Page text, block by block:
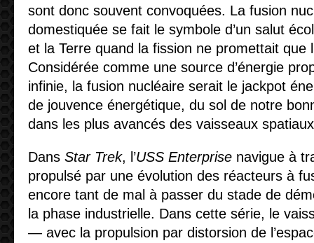
sont donc souvent convoquées. La fusion
domestiquée se fait le symbole d’un salut
et la Terre quand la fission ne promettait que
Considérée comme une source d’énergie
infinie, la fusion nucléaire serait le jackpot
de jouvence énergétique, du sol de notre
dans les plus avancés des vaisseaux
Dans Star Trek, l’USS Enterprise navigue à
propulsé par une évolution des réacteurs à
encore tant de mal à passer du stade de
la phase industrielle. Dans cette série, le
— avec la propulsion par distorsion de